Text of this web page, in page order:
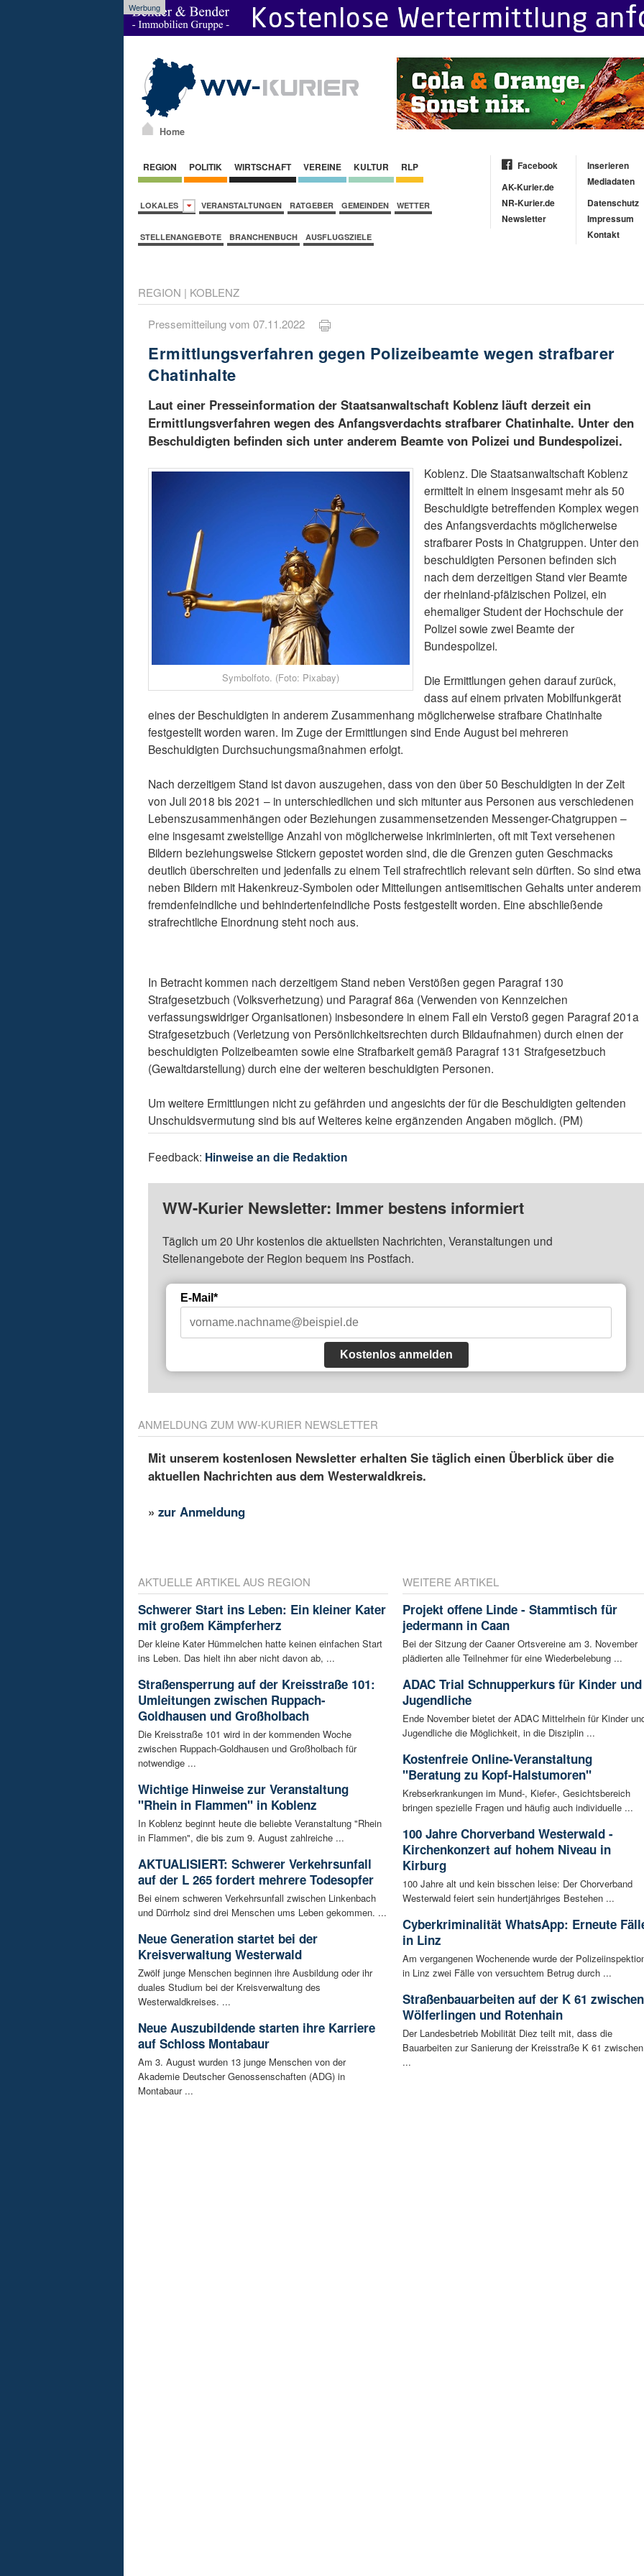
Werbung
Home
REGION POLITIK WIRTSCHAFT VEREINE KULTUR RLP
LOKALES VERANSTALTUNGEN RATGEBER GEMEINDEN WETTER
STELLENANGEBOTE BRANCHENBUCH AUSFLUGSZIELE
Facebook
AK-Kurier.de
NR-Kurier.de
Newsletter
Inserieren
Mediadaten
Datenschutz
Impressum
Kontakt
REGION | KOBLENZ
Pressemitteilung vom 07.11.2022
Ermittlungsverfahren gegen Polizeibeamte wegen strafbarer
Chatinhalte
Laut einer Presseinformation der Staatsanwaltschaft Koblenz läuft derzeit ein
Ermittlungsverfahren wegen des Anfangsverdachts strafbarer Chatinhalte. Unter den
Beschuldigten befinden sich unter anderem Beamte von Polizei und Bundespolizei.
Symbolfoto. (Foto: Pixabay)
Koblenz. Die Staatsanwaltschaft Koblenz
ermittelt in einem insgesamt mehr als 50
Beschuldigte betreffenden Komplex wegen
des Anfangsverdachts möglicherweise
strafbarer Posts in Chatgruppen. Unter den
beschuldigten Personen befinden sich
nach dem derzeitigen Stand vier Beamte
der rheinland-pfälzischen Polizei, ein
ehemaliger Student der Hochschule der
Polizei sowie zwei Beamte der
Bundespolizei.
Die Ermittlungen gehen darauf zurück,
dass auf einem privaten Mobilfunkgerät
eines der Beschuldigten in anderem Zusammenhang möglicherweise strafbare Chatinhalte
festgestellt worden waren. Im Zuge der Ermittlungen sind Ende August bei mehreren
Beschuldigten Durchsuchungsmaßnahmen erfolgt.
Nach derzeitigem Stand ist davon auszugehen, dass von den über 50 Beschuldigten in der Zeit
von Juli 2018 bis 2021 – in unterschiedlichen und sich mitunter aus Personen aus verschiedenen
Lebenszusammenhängen oder Beziehungen zusammensetzenden Messenger-Chatgruppen –
eine insgesamt zweistellige Anzahl von möglicherweise inkriminierten, oft mit Text versehenen
Bildern beziehungsweise Stickern gepostet worden sind, die die Grenzen guten Geschmacks
deutlich überschreiten und jedenfalls zu einem Teil strafrechtlich relevant sein dürften. So sind etwa
neben Bildern mit Hakenkreuz-Symbolen oder Mitteilungen antisemitischen Gehalts unter anderem
fremdenfeindliche und behindertenfeindliche Posts festgestellt worden. Eine abschließende
strafrechtliche Einordnung steht noch aus.
In Betracht kommen nach derzeitigem Stand neben Verstößen gegen Paragraf 130
Strafgesetzbuch (Volksverhetzung) und Paragraf 86a (Verwenden von Kennzeichen
verfassungswidriger Organisationen) insbesondere in einem Fall ein Verstoß gegen Paragraf 201a
Strafgesetzbuch (Verletzung von Persönlichkeitsrechten durch Bildaufnahmen) durch einen der
beschuldigten Polizeibeamten sowie eine Strafbarkeit gemäß Paragraf 131 Strafgesetzbuch
(Gewaltdarstellung) durch eine der weiteren beschuldigten Personen.
Um weitere Ermittlungen nicht zu gefährden und angesichts der für die Beschuldigten geltenden
Unschuldsvermutung sind bis auf Weiteres keine ergänzenden Angaben möglich. (PM)
Feedback: Hinweise an die Redaktion
WW-Kurier Newsletter: Immer bestens informiert
Täglich um 20 Uhr kostenlos die aktuellsten Nachrichten, Veranstaltungen und
Stellenangebote der Region bequem ins Postfach.
E-Mail*
Kostenlos anmelden
ANMELDUNG ZUM WW-KURIER NEWSLETTER
Mit unserem kostenlosen Newsletter erhalten Sie täglich einen Überblick über die
aktuellen Nachrichten aus dem Westerwaldkreis.
»zur Anmeldung
AKTUELLE ARTIKEL AUS REGION
Schwerer Start ins Leben: Ein kleiner Kater
mit großem Kämpferherz
Der kleine Kater Hümmelchen hatte keinen einfachen Start
ins Leben. Das hielt ihn aber nicht davon ab, ...
Straßensperrung auf der Kreisstraße 101:
Umleitungen zwischen Ruppach-
Goldhausen und Großholbach
Die Kreisstraße 101 wird in der kommenden Woche
zwischen Ruppach-Goldhausen und Großholbach für
notwendige ...
Wichtige Hinweise zur Veranstaltung
"Rhein in Flammen" in Koblenz
In Koblenz beginnt heute die beliebte Veranstaltung "Rhein
in Flammen", die bis zum 9. August zahlreiche ...
AKTUALISIERT: Schwerer Verkehrsunfall
auf der L 265 fordert mehrere Todesopfer
Bei einem schweren Verkehrsunfall zwischen Linkenbach
und Dürrholz sind drei Menschen ums Leben gekommen. ...
Neue Generation startet bei der
Kreisverwaltung Westerwald
Zwölf junge Menschen beginnen ihre Ausbildung oder ihr
duales Studium bei der Kreisverwaltung des
Westerwaldkreises. ...
Neue Auszubildende starten ihre Karriere
auf Schloss Montabaur
Am 3. August wurden 13 junge Menschen von der
Akademie Deutscher Genossenschaften (ADG) in
Montabaur ...
WEITERE ARTIKEL
Projekt offene Linde - Stammtisch für
jedermann in Caan
Bei der Sitzung der Caaner Ortsvereine am 3. November
plädierten alle Teilnehmer für eine Wiederbelebung ...
ADAC Trial Schnupperkurs für Kinder und
Jugendliche
Ende November bietet der ADAC Mittelrhein für Kinder
Jugendliche die Möglichkeit, in die Disziplin ...
Kostenfreie Online-Veranstaltung
"Beratung zu Kopf-Halstumoren"
Krebserkrankungen im Mund-, Kiefer-, Gesichtsbereich
bringen spezielle Fragen und häufig auch individuelle ...
100 Jahre Chorverband Westerwald -
Kirchenkonzert auf hohem Niveau in
Kirburg
100 Jahre alt und kein bisschen leise: Der Chorverband
Westerwald feiert sein hundertjähriges Bestehen ...
Cyberkriminalität WhatsApp: Erneute
in Linz
Am vergangenen Wochenende wurde der
in Linz zwei Fälle von versuchtem Betrug durch ...
Straßenbauarbeiten auf der K 61 zwischen
Wölferlingen und Rotenhain
Der Landesbetrieb Mobilität Diez teilt mit, dass die
Bauarbeiten zur Sanierung der Kreisstraße K 61 zwischen
...